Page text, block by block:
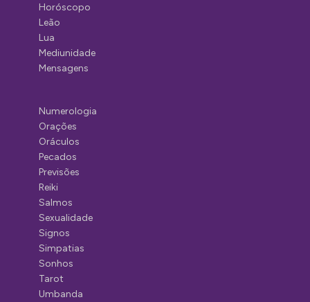
Horóscopo
Leão
Lua
Mediunidade
Mensagens
Numerologia
Orações
Oráculos
Pecados
Previsões
Reiki
Salmos
Sexualidade
Signos
Simpatias
Sonhos
Tarot
Umbanda